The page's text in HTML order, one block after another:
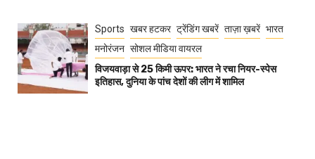
Sports खबर हटकर ट्रेंडिंग खबरें ताज़ा ख़बरें भारत
मनोरंजन सोशल मीडिया वायरल
विजयवाड़ा से 25 किमी ऊपर: भारत ने रचा नियर-स्पेस
इतिहास, दुनिया के पांच देशों की लीग में शामिल